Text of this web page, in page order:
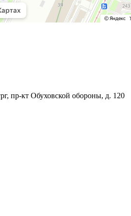
пр-кт Обуховской обороны, д. 120